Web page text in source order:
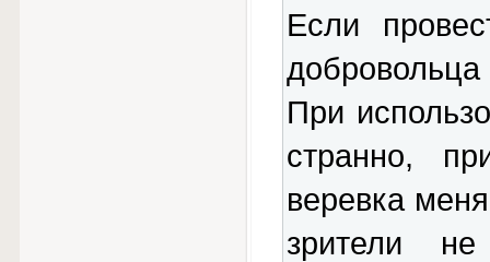
Если
При
странно,
веревка
зрители